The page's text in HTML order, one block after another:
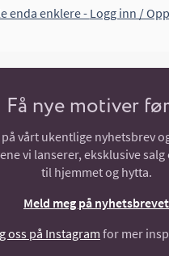
enda enklere - Logg inn /
Få nye motiver
vårt ukentlige nyhetsbrev
vi lanserer, eksklusive
til hjemmet og hytta.
Meld meg på nyhetsbrevet
oss på Instagram for mer